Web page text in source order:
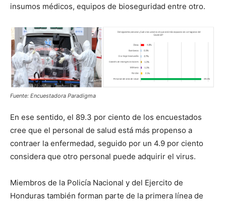
insumos médicos, equipos de bioseguridad entre otro.
Fuente: Encuestadora Paradigma
En ese sentido, el 89.3 por ciento de los encuestados
cree que el personal de salud está más propenso a
contraer la enfermedad, seguido por un 4.9 por ciento
considera que otro personal puede adquirir el virus.
Miembros de la Policía Nacional y del Ejercito de
Honduras también forman parte de la primera línea de